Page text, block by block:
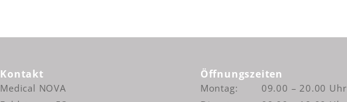
Kontakt
Medical NOVA
Öffnungszeiten
Montag:
09.00 – 20.00 Uhr